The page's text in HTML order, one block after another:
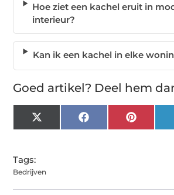
Hoe ziet een kachel eruit in
interieur?
Kan ik een kachel in elke
Goed artikel? Deel hem
X
(Twitter)
Facebook
Tags:
Bedrijven